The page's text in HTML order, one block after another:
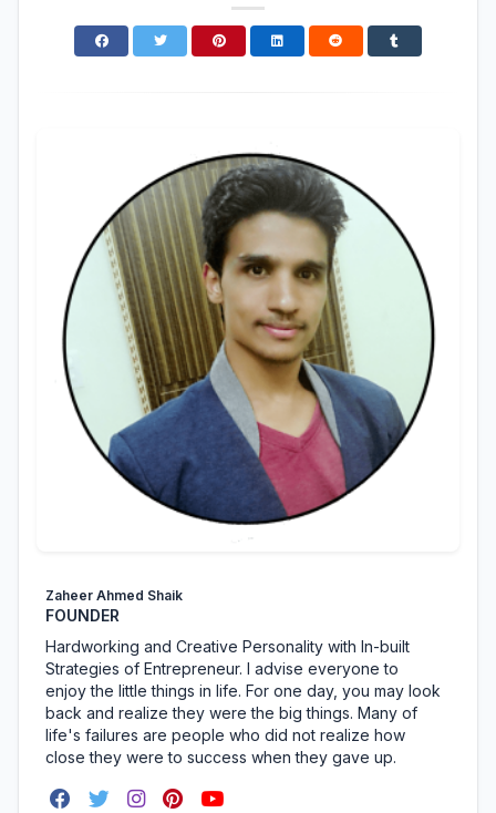
Zaheer Ahmed Shaik
FOUNDER
Hardworking and Creative Personality with In-built
Strategies of Entrepreneur. I advise everyone to
enjoy the little things in life. For one day, you may look
back and realize they were the big things. Many of
life's failures are people who did not realize how
close they were to success when they gave up.